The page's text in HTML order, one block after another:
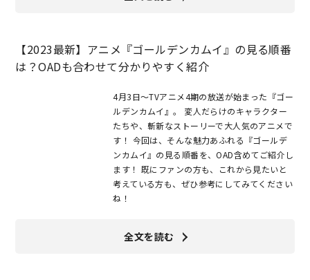
【2023最新】アニメ『ゴールデンカムイ』の見る順番
は？OADも合わせて分かりやすく紹介
4月3日〜TVアニメ4期の放送が始まった『ゴー
ルデンカムイ』。 変人だらけのキャラクター
たちや、斬新なストーリーで大人気のアニメで
す！ 今回は、そんな魅力あふれる『ゴールデ
ンカムイ』の見る順番を、OAD含めてご紹介し
ます！ 既にファンの方も、これから見たいと
考えている方も、ぜひ参考にしてみてください
ね！
全文を読む